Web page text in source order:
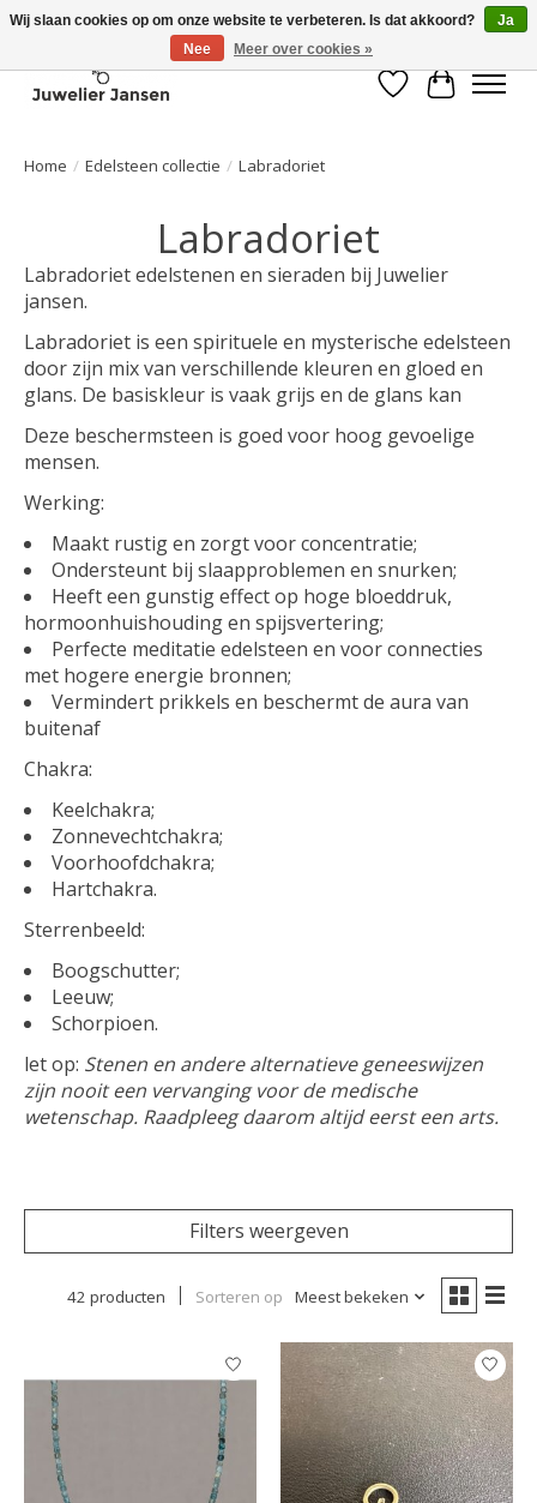
Verlanglijst
Home / Edelsteen collectie / Labradoriet
Labradoriet
Labradoriet edelstenen en sieraden bij Juwelier
jansen.
Labradoriet is een spirituele en mysterische edelsteen
door zijn mix van verschillende kleuren en gloed en
glans. De basiskleur is vaak grijs en de glans kan
Deze beschermsteen is goed voor hoog gevoelige
mensen.
Werking:
Maakt rustig en zorgt voor concentratie;
Ondersteunt bij slaapproblemen en snurken;
Heeft een gunstig effect op hoge bloeddruk,
hormoonhuishouding en spijsvertering;
Perfecte meditatie edelsteen en voor connecties
met hogere energie bronnen;
Vermindert prikkels en beschermt de aura van
buitenaf
Chakra:
Keelchakra;
Zonnevechtchakra;
Voorhoofdchakra;
Hartchakra.
Sterrenbeeld:
Boogschutter;
Leeuw;
Schorpioen.
let op: Stenen en andere alternatieve geneeswijzen
zijn nooit een vervanging voor de medische
wetenschap. Raadpleeg daarom altijd eerst een arts.
Filters weergeven
42 producten Sorteren op Meest bekeken
Wij slaan cookies op om onze website te verbeteren. Is dat akkoord?
Ja
Nee
Meer over cookies »